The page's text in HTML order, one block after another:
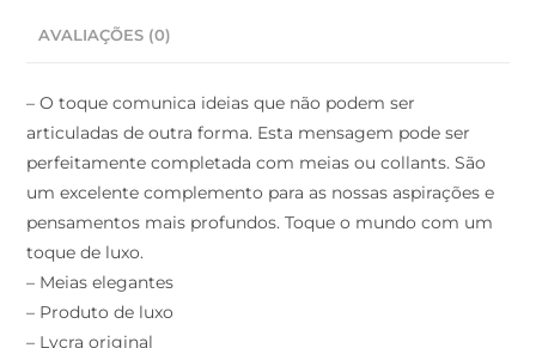
AVALIAÇÕES (0)
– O toque comunica ideias que não podem ser
articuladas de outra forma. Esta mensagem pode ser
perfeitamente completada com meias ou collants. São
um excelente complemento para as nossas aspirações e
pensamentos mais profundos. Toque o mundo com um
toque de luxo.
– Meias elegantes
– Produto de luxo
– Lycra original